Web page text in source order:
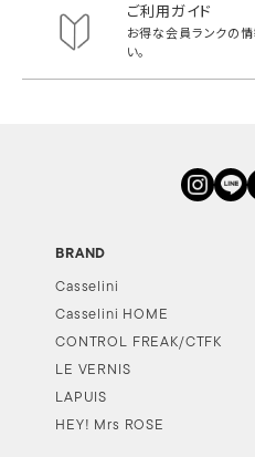
ご利用ガイド
お得な会員ランクの情
い。
BRAND
Casselini
Casselini HOME
CONTROL FREAK/CTFK
LE VERNIS
LAPUIS
HEY! Mrs ROSE